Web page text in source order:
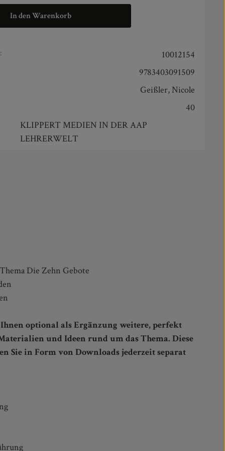
In den Warenkorb
10012154
9783403091509
Geißler, Nicole
40
KLIPPERT MEDIEN IN DER AAP
LEHRERWELT
Die Zehn Gebote
optional als Ergänzung weitere, perfekt
und Ideen rund um das Thema. Diese
Sie in Form von Downloads jederzeit separat